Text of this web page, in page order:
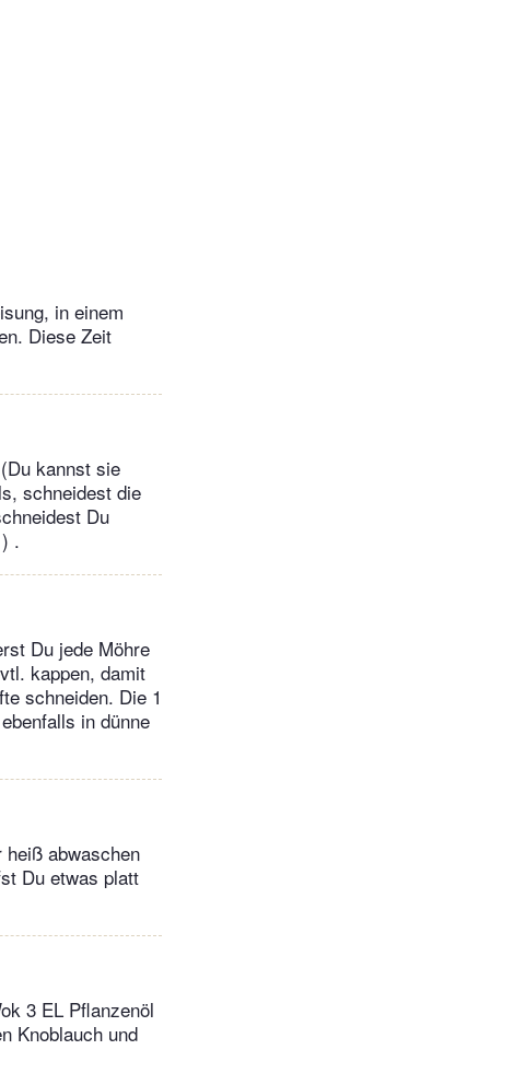
in einem
Diese Zeit
kannst sie
schneidest die
Du
.
Du jede Möhre
kappen, damit
schneiden. Die 1
in dünne
abwaschen
Du etwas platt
3 EL Pflanzenöl
Knoblauch und